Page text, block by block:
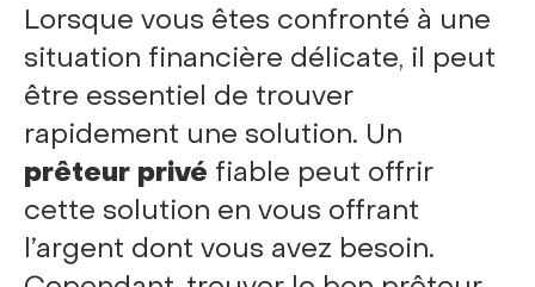
Lorsque vous êtes confronté à une
situation financière délicate, il peut
être essentiel de trouver
rapidement une solution. Un
prêteur privé fiable peut offrir
cette solution en vous offrant
l’argent dont vous avez besoin.